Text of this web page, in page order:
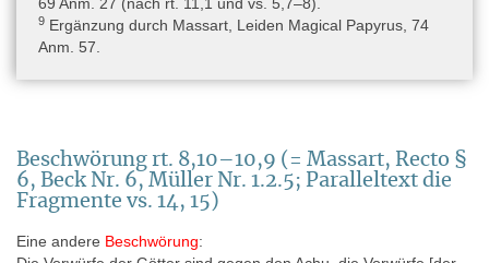
9 Ergänzung durch Massart, Leiden Magical Papyrus, 74
Anm. 57.
Beschwörung rt. 8,10–10,9 (= Massart, Recto §
6, Beck Nr. 6, Müller Nr. 1.2.5; Paralleltext die
Fragmente vs. 14, 15)
Eine andere Beschwörung: